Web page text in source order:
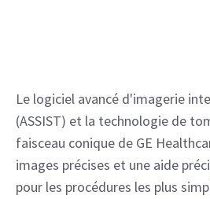
Le logiciel avancé d'imagerie
(ASSIST) et la technologie de
faisceau conique de GE
images précises et une aide
pour les procédures les plus